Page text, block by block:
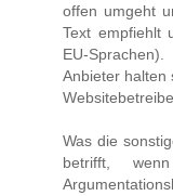
offen umgeht
Text empfiehlt
EU-
Anbieter halten
Was die
betrifft,